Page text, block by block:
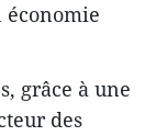
économie
grâce à une
des